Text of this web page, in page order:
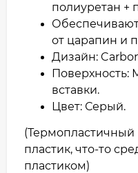
полиуретан +
от царапин и
Дизайн:
Поверхность:
вставки.
Цвет: Серый.
(Термопластичный
пластик, что-то
пластиком)